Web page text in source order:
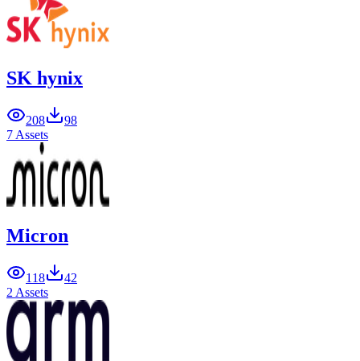
SK hynix
208
98
7 Assets
Micron
118
42
2 Assets